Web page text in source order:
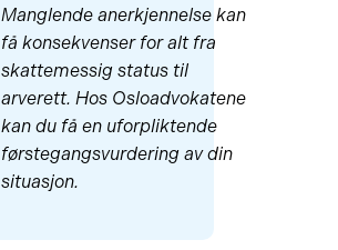
Manglende anerkjennelse kan
få konsekvenser for alt fra
skattemessig status til
arverett. Hos Osloadvokatene
kan du få en uforpliktende
førstegangsvurdering av din
situasjon.